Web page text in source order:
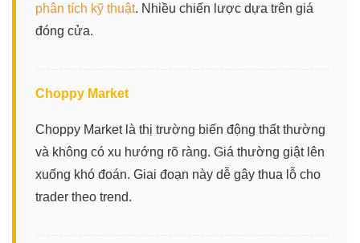
phân tích kỹ thuật. Nhiều chiến lược dựa trên giá
đóng cửa.
Choppy Market
Choppy Market là thị trường biến động thất thường
và không có xu hướng rõ ràng. Giá thường giật lên
xuống khó đoán. Giai đoạn này dễ gây thua lỗ cho
trader theo trend.